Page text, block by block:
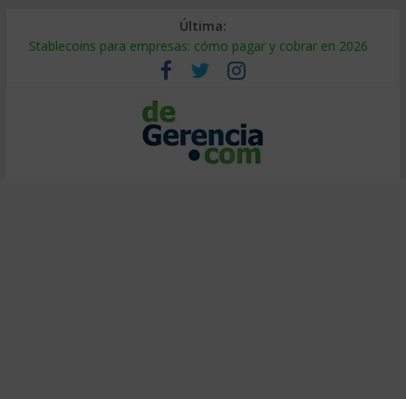
Última:
Stablecoins para empresas: cómo pagar y cobrar en 2026
Despido silencioso: qué es y por qué sale tan caro
IA en selección de personal: cómo auditarla a tiempo
Trabajo forzoso en la cadena de suministro: qué hacer
Mercado hispano de EE. UU.: cómo segmentarlo y venderle